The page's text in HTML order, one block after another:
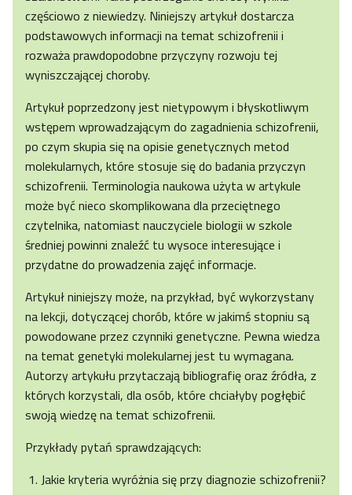
częściowo z niewiedzy. Niniejszy artykuł dostarcza
podstawowych informacji na temat schizofrenii i
rozważa prawdopodobne przyczyny rozwoju tej
wyniszczającej choroby.
Artykuł poprzedzony jest nietypowym i błyskotliwym
wstępem wprowadzającym do zagadnienia schizofrenii,
po czym skupia się na opisie genetycznych metod
molekularnych, które stosuje się do badania przyczyn
schizofrenii. Terminologia naukowa użyta w artykule
może być nieco skomplikowana dla przeciętnego
czytelnika, natomiast nauczyciele biologii w szkole
średniej powinni znaleźć tu wysoce interesujące i
przydatne do prowadzenia zajęć informacje.
Artykuł niniejszy może, na przykład, być wykorzystany
na lekcji, dotyczącej chorób, które w jakimś stopniu są
powodowane przez czynniki genetyczne. Pewna wiedza
na temat genetyki molekularnej jest tu wymagana.
Autorzy artykułu przytaczają bibliografię oraz źródła, z
których korzystali, dla osób, które chciałyby pogłębić
swoją wiedzę na temat schizofrenii.
Przykłady pytań sprawdzających:
Jakie kryteria wyróżnia się przy diagnozie schizofrenii?